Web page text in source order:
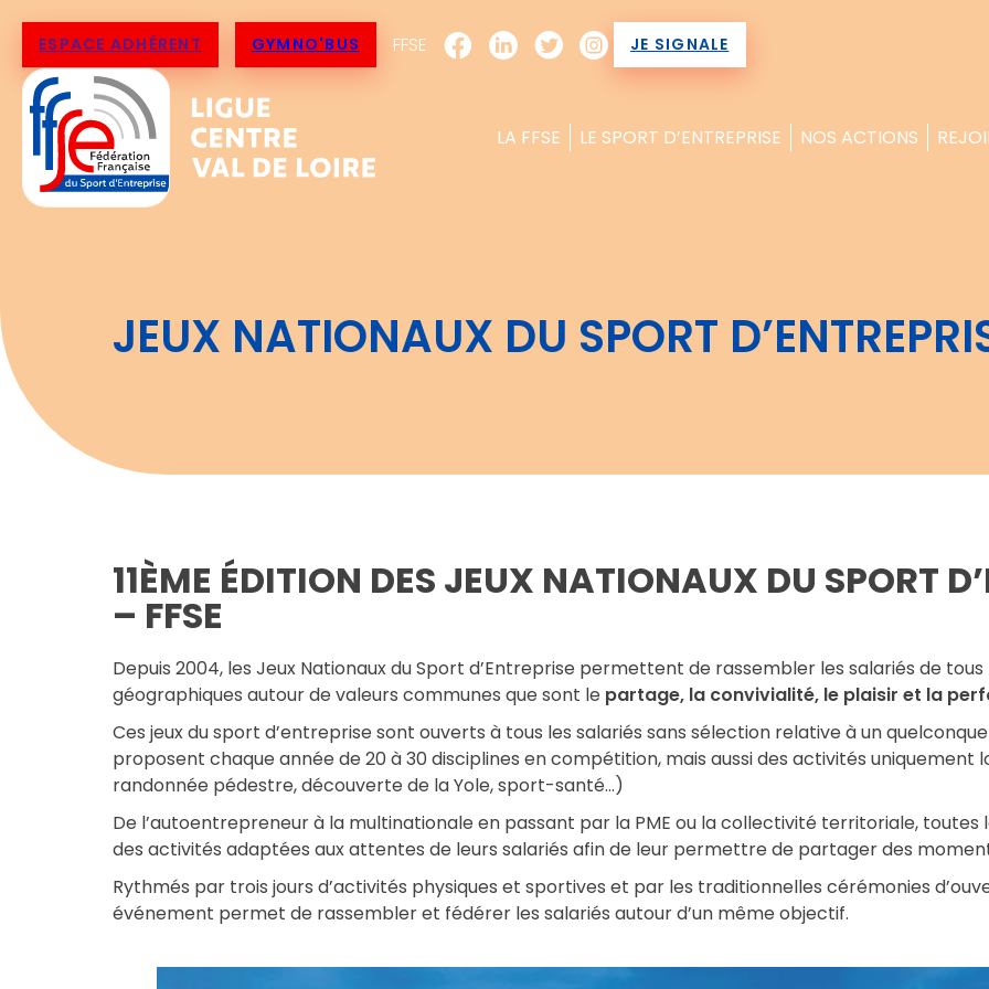
ESPACE ADHÉRENT GYMNO'BUS FFSE JE SIGNALE
LA FFSE LE SPORT D’ENTREPRISE NOS ACTIONS
JEUX NATIONAUX DU SPORT
11ÈME ÉDITION DES JEUX NATIONAUX DU SPORT
– FFSE
Depuis 2004, les Jeux Nationaux du Sport d’Entreprise permettent de rassembler les salariés de
géographiques autour de valeurs communes que sont le partage, la convivialité, le plaisir et la
Ces jeux du sport d’entreprise sont ouverts à tous les salariés sans sélection relative à un
proposent chaque année de 20 à 30 disciplines en compétition, mais aussi des activités uniquement
randonnée pédestre, découverte de la Yole, sport-santé…)
De l’autoentrepreneur à la multinationale en passant par la PME ou la collectivité territoriale,
des activités adaptées aux attentes de leurs salariés afin de leur permettre de partager des
Rythmés par trois jours d’activités physiques et sportives et par les traditionnelles cérémonies
événement permet de rassembler et fédérer les salariés autour d’un même objectif.